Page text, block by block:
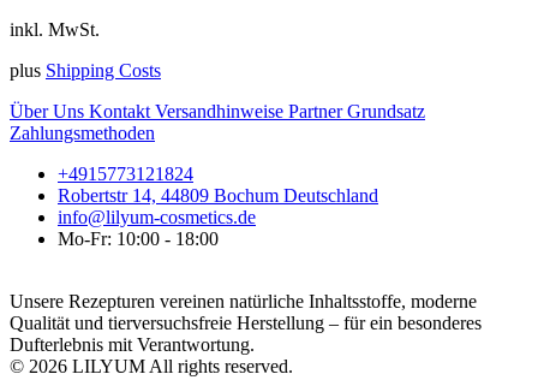
inkl. MwSt.
plus Shipping Costs
Über Uns Kontakt Versandhinweise PartnerGrundsatz
Zahlungsmethoden
+4915773121824
Robertstr 14, 44809 Bochum Deutschland
info@lilyum-cosmetics.de
Mo-Fr: 10:00 - 18:00
Unsere Rezepturen vereinen natürliche Inhaltsstoffe, moderne
Qualität und tierversuchsfreie Herstellung – für ein besonderes
Dufterlebnis mit Verantwortung.
© 2026 LILYUM All rights reserved.